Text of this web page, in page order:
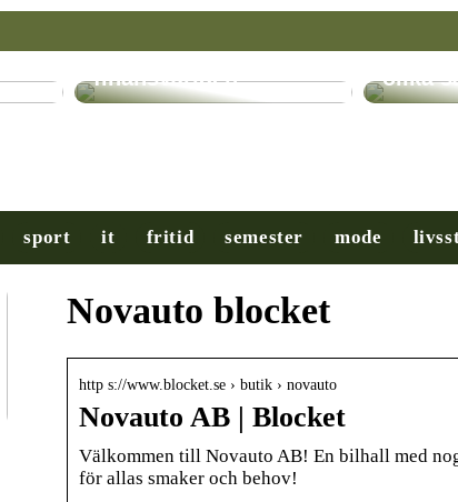
revolution inom
finansvärlden
Få
olika
sport it fritid semester mode
Novauto blocket
http s://www.blocket.se › butik › novauto
Novauto AB | Blocket
Välkommen till Novauto AB! En bilhall med
för allas smaker och behov!